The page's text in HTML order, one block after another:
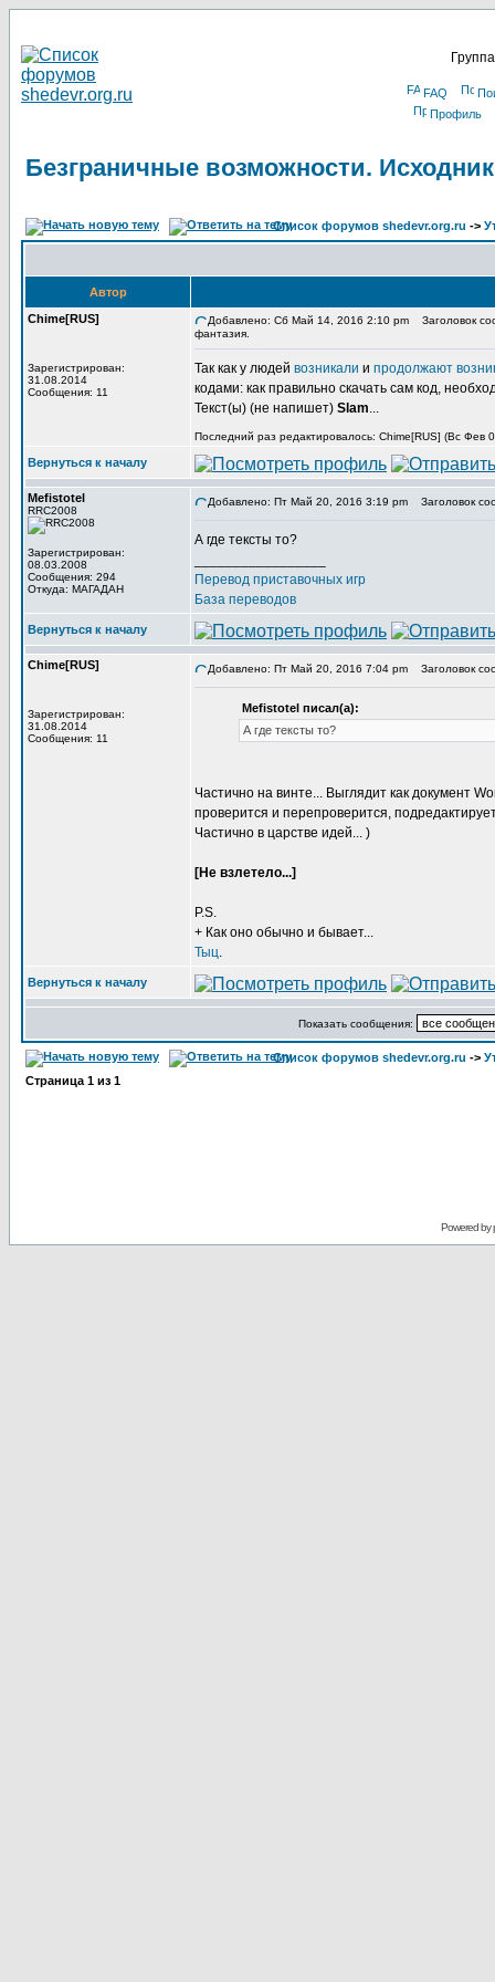
FAQ
Профиль
Безграничные возможности.
Список форумов shedevr.org.ru ->
Автор
Chime[RUS]
Зарегистрирован:
31.08.2014
Сообщения: 11
Добавлено: Сб Май 14, 2016 2:10 pm
Заголовок
фантазия.
Так как у людей возникали и продолжают
кодами: как правильно скачать сам код,
Текст(ы) (не напишет) Slam...
Последний раз редактировалось: Chime[RUS] (Вс Фев
Вернуться к началу
Mefistotel
RRC2008
Зарегистрирован:
08.03.2008
Сообщения: 294
Откуда: МАГАДАН
Добавлено: Пт Май 20, 2016 3:19 pm Заголовок
А где тексты то?
Перевод приставочных игр
База переводов
Вернуться к началу
Chime[RUS]
Зарегистрирован:
31.08.2014
Сообщения: 11
Добавлено: Пт Май 20, 2016 7:04 pm Заголовок
Mefistotel писал(а):
А где тексты то?
Частично на винте... Выглядит как документ
проверится и перепроверится,
Частично в царстве идей... )
[Не взлетело...]
P.S.
+ Как оно обычно и бывает...
Тыц.
Вернуться к началу
Показать сообщения:
Список форумов shedevr.org.ru ->
Страница 1 из 1
Powered by